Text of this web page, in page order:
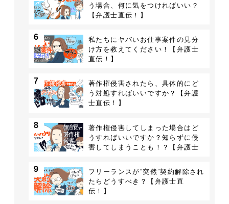
う場合、何に気をつければいい？
【弁護士直伝！】
6
私たちにヤバいお仕事案件の見分
け方を教えてください！【弁護士
直伝！】
7
著作権侵害されたら、具体的にど
う対処すればいいですか？【弁護
士直伝！】
8
著作権侵害してしまった場合はど
うすればいいですか？知らずに侵
害してしまうことも！？【弁護士
9
フリーランスが“突然”契約解除され
たらどうすべき？【弁護士直
伝！】